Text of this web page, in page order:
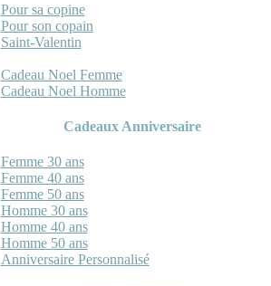
Pour sa copine
Pour son copain
Saint-Valentin
Cadeau Noel Femme
Cadeau Noel Homme
Cadeaux Anniversaire
Femme 30 ans
Femme 40 ans
Femme 50 ans
Homme 30 ans
Homme 40 ans
Homme 50 ans
Anniversaire Personnalisé